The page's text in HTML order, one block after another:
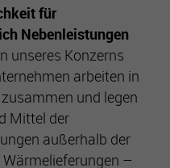
für
Nebenleistungen
unseres Konzerns
arbeiten in
und legen
Mittel der
außerhalb der
–